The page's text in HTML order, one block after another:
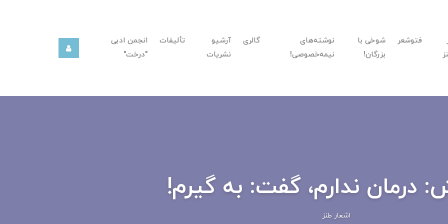
فتوشعر
شوخی با
بزرگان!
نوشته‌های
نیمه‌خصوصی!
گالری
آرشیو
نشریات
تألیفات
انجمن ادبی
"درخت"
درمان ندارم، گفت: به گیرم!
اشعار طنز